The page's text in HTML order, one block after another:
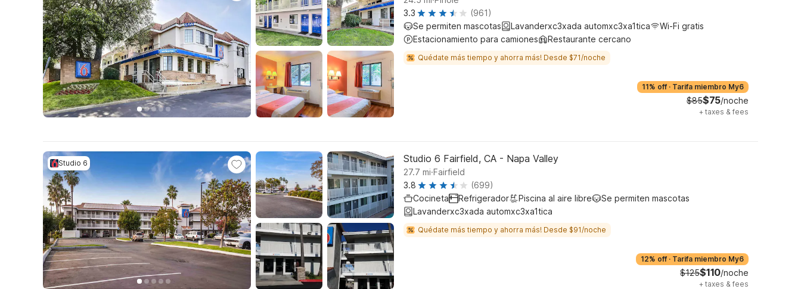
3.3
(961)
Se permiten mascotas
Lavanderxc3xada automxc3xa1tica
Wi-Fi gratis
Estacionamiento para camiones
Restaurante cercano
Quédate más tiempo y ahorra más! Desde $71/noche
11% off · Tarifa miembro My6
$85$75/noche
+ taxes & fees
Studio 6 Studio 6 Fairfield, CA - Napa Valley
27.7 mi.Fairfield
3.8
(699)
Cocineta
Refrigerador Piscina al aire libre
Se permiten mascotas
Lavanderxc3xada automxc3xa1tica
Quédate más tiempo y ahorra más! Desde $91/noche
12% off · Tarifa miembro My6
$125$110/noche
+ taxes & fees